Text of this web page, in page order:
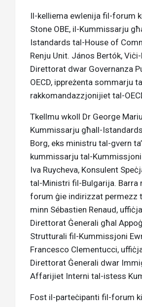
Il-kelliema ewlenija fil-forum
Stone OBE, il-Kummissarju
Istandards tal-House of
Renju Unit. János Bertók,
Direttorat dwar Governanza
OECD, ippreżenta sommarju
rakkomandazzjonijiet tal-
Tkellmu wkoll Dr George
Kummissarju għall-
Borg, eks ministru tal-gvern
kummissarju tal-Kummissjoni
Iva Ruycheva, Konsulent
tal-Ministri fil-Bulgarija. Barra
forum ġie indirizzat permezz
minn Sébastien Renaud,
Direttorat Ġenerali għal
Strutturali fil-Kummissjoni
Francesco Clementucci,
Direttorat Ġenerali dwar
Affarijiet Interni tal-istess
Fost il-parteċipanti fil-forum